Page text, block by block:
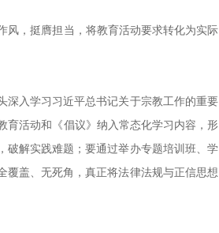
风，挺膺担当，将教育活动要求转化为实际
深入学习习近平总书记关于宗教工作的重要
育活动和《倡议》纳入常态化学习内容，形
破解实践难题；要通过举办专题培训班、学
覆盖、无死角，真正将法律法规与正信思想